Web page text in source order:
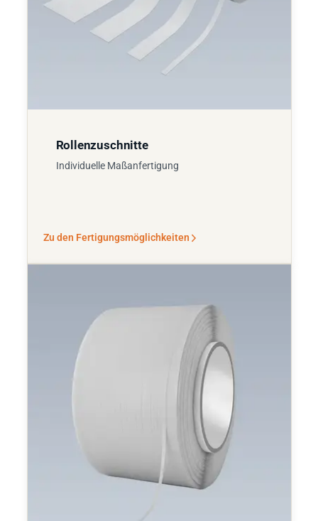
Rollenzuschnitte
Individuelle Maßanfertigung
Zu den Fertigungsmöglichkeiten